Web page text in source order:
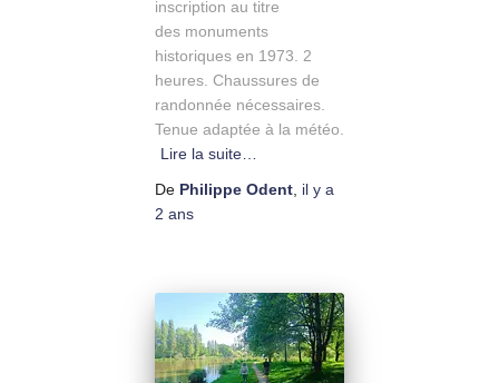
inscription au titre
des monuments
historiques en 1973. 2
heures. Chaussures de
randonnée nécessaires.
Tenue adaptée à la météo.
Lire la suite…
De Philippe Odent, il y a
2 ans